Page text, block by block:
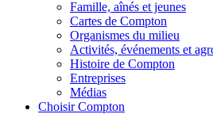
Famille, aînés et jeunes
Cartes de Compton
Organismes du milieu
Activités, événements et
Histoire de Compton
Entreprises
Médias
Choisir Compton